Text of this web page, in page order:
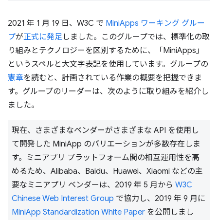
2021 年 1 月 19 日、W3C で MiniApps ワーキング グルー
プが正式に発足 しました。このグループでは、標準化の取
り組みとテクノロジーを区別するために、「MiniApps」
というスペルと大文字表記を使用しています。グループの
憲章を読むと、計画されている作業の概要を把握できま
す。グループのリーダーは、次のように取り組みを紹介し
ました。
現在、さまざまなベンダーがさまざまな API を使用し
て開発した MiniApp のバリエーションが多数存在しま
す。ミニアプリ プラットフォーム間の相互運用性を高
めるため、Alibaba、Baidu、Huawei、Xiaomi などの主
要なミニアプリ ベンダーは、2019 年 5 月から W3C
Chinese Web Interest Group で協力し、2019 年 9 月に
MiniApp Standardization White Paper を公開しまし